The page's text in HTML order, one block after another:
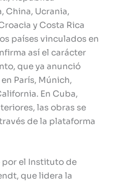
China, Ucrania,
y Costa Rica
países vinculados en
así el carácter
que ya anunció
París, Múnich,
En Cuba,
las obras se
de la plataforma
por el Instituto de
que lidera la